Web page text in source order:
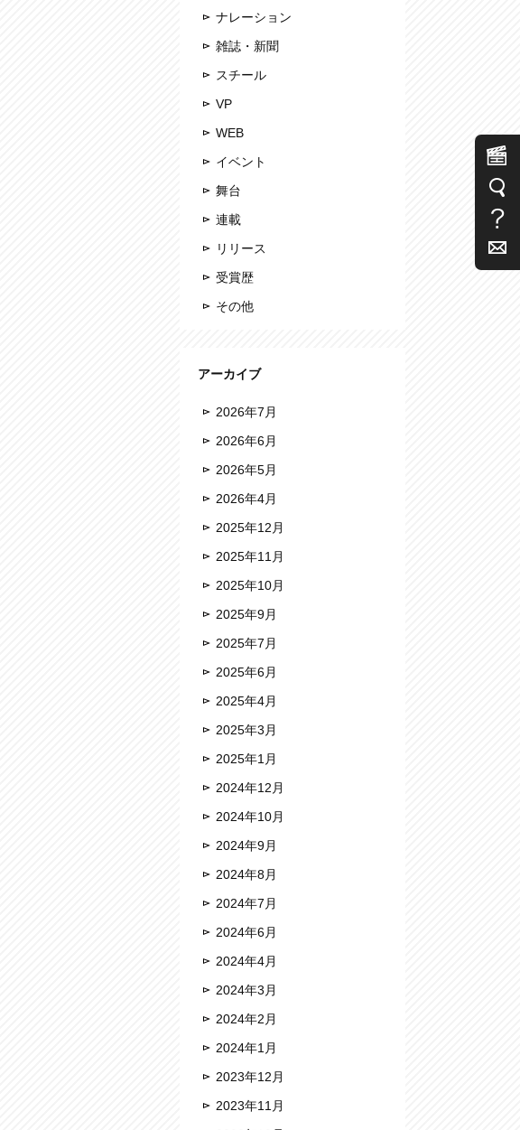
ナレーション
雑誌・新聞
スチール
VP
WEB
イベント
舞台
連載
リリース
受賞歴
その他
アーカイブ
2026年7月
2026年6月
2026年5月
2026年4月
2025年12月
2025年11月
2025年10月
2025年9月
2025年7月
2025年6月
2025年4月
2025年3月
2025年1月
2024年12月
2024年10月
2024年9月
2024年8月
2024年7月
2024年6月
2024年4月
2024年3月
2024年2月
2024年1月
2023年12月
2023年11月